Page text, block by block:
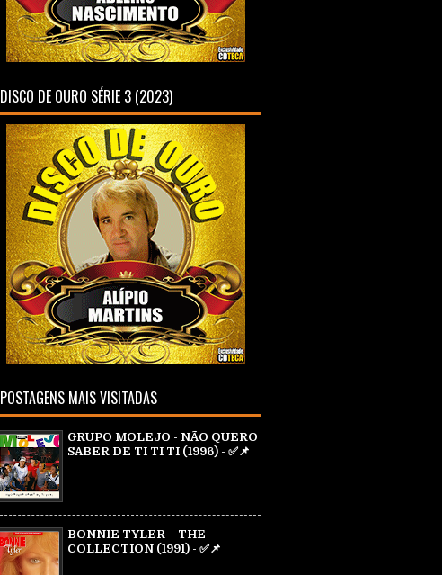
DISCO DE OURO SÉRIE 3 (2023)
POSTAGENS MAIS VISITADAS
GRUPO MOLEJO - NÃO QUERO
SABER DE TI TI TI (1996) - ✅📌
BONNIE TYLER – THE
COLLECTION (1991) - ✅📌